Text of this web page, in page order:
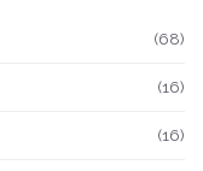
(68)
(16)
(16)